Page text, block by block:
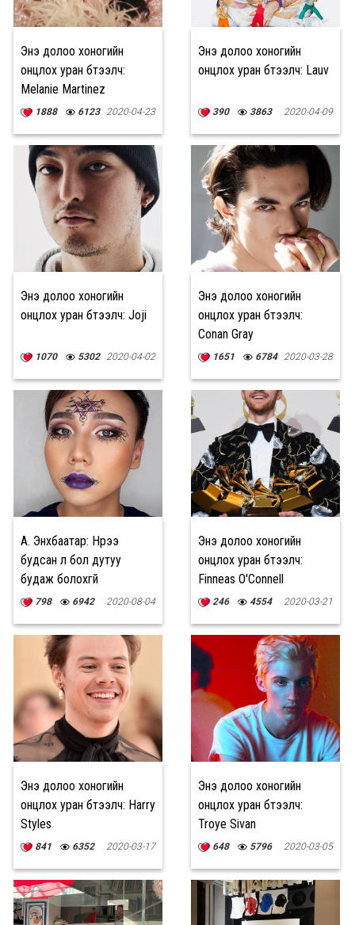
Энэ долоо хоногийн
онцлох уран бүтээлч:
Melanie Martinez
1888 6123 2020-04-23
Энэ долоо хоногийн
онцлох уран бүтээлч: Lauv
390 3863 2020-04-09
Энэ долоо хоногийн
онцлох уран бүтээлч: Joji
1070 5302 2020-04-02
Энэ долоо хоногийн
онцлох уран бүтээлч:
Conan Gray
1651 6784 2020-03-28
А. Энхбаатар: Нүүрээ
будсан л бол дутуу
будаж болохгүй
798 6942 2020-08-04
Энэ долоо хоногийн
онцлох уран бүтээлч:
Finneas O'Connell
246 4554 2020-03-21
Энэ долоо хоногийн
онцлох уран бүтээлч: Harry
Styles
841 6352 2020-03-17
Энэ долоо хоногийн
онцлох уран бүтээлч:
Troye Sivan
648 5796 2020-03-05